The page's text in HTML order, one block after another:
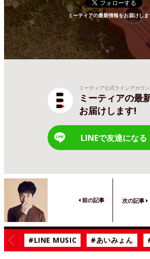
ミーティアの最新情報をお届けしま
ミーティア公式ラインアカウ
ミーティアの最
お届けします!
LINEで友達になる
前の記事 次の記事
#LINE MUSIC #あいみょん